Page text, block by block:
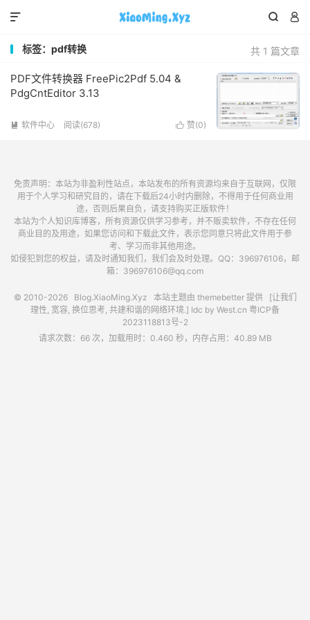
 

共 1 篇文章
标签：pdf转换
PDF文件转换器 FreePic2Pdf 5.04 &
PdgCntEditor 3.13
 赞(0)
 软件中心 阅读(678)
免责声明：本站为非盈利性站点，本站发布的所有资源均来自于互联网，仅限
用于个人学习和研究目的，请在下载后24小时内删除，不得用于任何商业用
途，否则后果自负，请支持购买正版软件！
本站为个人知识库博客，所有资源仅供学习参考，并不贩卖软件，不存在任何
商业目的及用途，如果您访问和下载此文件，表示您同意只将此文件用于参
考、学习而非其他用途。
如侵犯到您的权益，请及时通知我们，我们会及时处理。QQ：396976106，邮
箱：396976106@qq.com
© 2010-2026 Blog.XiaoMing.Xyz 本站主题由 themebetter提供 [让我们
理性, 宽容, 换位思考, 共建和谐的网络环境.] Idc by West.cn 粤ICP备
2023118813号-2
请求次数：66 次，加载用时：0.460 秒，内存占用：40.89 MB